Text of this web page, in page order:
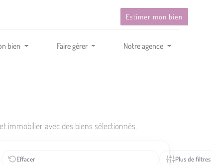
Estimer mon bien
bien Faire gérer Notre agence
immobilier avec des biens sélectionnés.
Effacer Plus de filtres